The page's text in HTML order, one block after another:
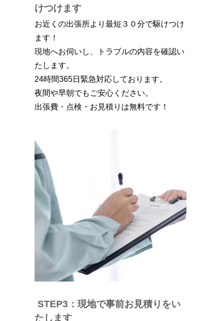
けつけます
お近くの出張所より最短３０分で駆けつけ
ます！
現地へお伺いし、トラブルの内容を確認い
たします。
24時間365日緊急対応しております。
夜間や早朝でもご安心ください。
出張費・点検・お見積りは無料です！
STEP3：現地で事前お見積りをい
たします